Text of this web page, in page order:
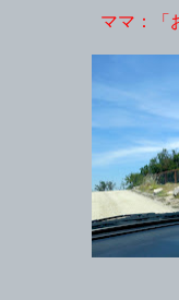
ママ：「